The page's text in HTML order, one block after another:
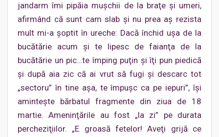
jandarm îmi pipăia muşchii de la braţe şi umeri,
afirmând că sunt cam slab şi nu prea aş rezista
mult mi-a şoptit în ureche: Dacă închid uşa de la
bucătărie acum şi te lipesc de faianţa de la
bucătărie un pic…te împing puţin şi îţi pun piedică
şi după aia zic că ai vrut să fugi şi descarc tot
„sectoru” în tine aşa, te împuşc ca pe iepuri”, îşi
aminteşte bărbatul fragmente din ziua de 18
martie. Ameninţările au fost „la zi” pe durata
percheziţiilor. „E groasă fetelor! Aveţi grijă ce